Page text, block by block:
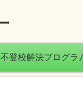
不登校解決プログラ